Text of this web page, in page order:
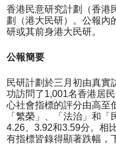
香港民意研究計劃（香港
劃（港大民研）。公報內
研或其前身港大民研。
公報簡要
民研計劃於三月初由真實
功訪問了1,001名香港居
心社會指標的評分由高至
「繁榮」、「法治」和「
4.26、3.92和3.59分。相
有指標皆錄得顯著跌幅，